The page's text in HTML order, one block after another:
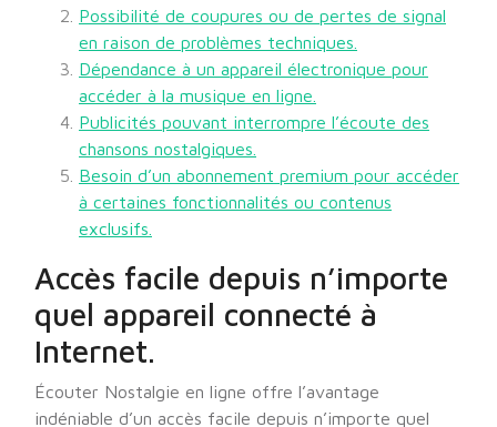
Possibilité de coupures ou de pertes de signal
en raison de problèmes techniques.
Dépendance à un appareil électronique pour
accéder à la musique en ligne.
Publicités pouvant interrompre l’écoute des
chansons nostalgiques.
Besoin d’un abonnement premium pour accéder
à certaines fonctionnalités ou contenus
exclusifs.
Accès facile depuis n’importe
quel appareil connecté à
Internet.
Écouter Nostalgie en ligne offre l’avantage
indéniable d’un accès facile depuis n’importe quel